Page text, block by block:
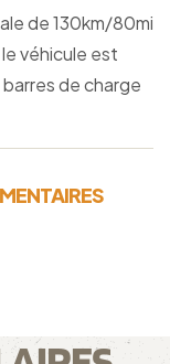
de 130km/80mi
véhicule est
de charge